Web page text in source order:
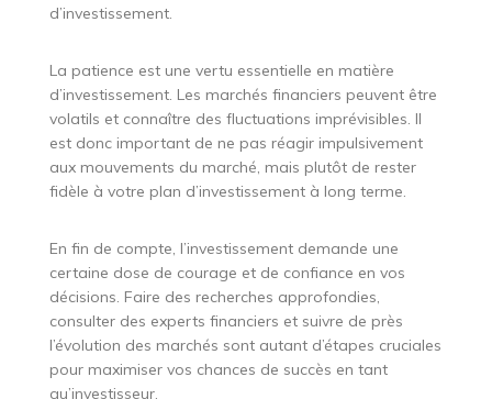
d’investissement.
La patience est une vertu essentielle en matière
d’investissement. Les marchés financiers peuvent être
volatils et connaître des fluctuations imprévisibles. Il
est donc important de ne pas réagir impulsivement
aux mouvements du marché, mais plutôt de rester
fidèle à votre plan d’investissement à long terme.
En fin de compte, l’investissement demande une
certaine dose de courage et de confiance en vos
décisions. Faire des recherches approfondies,
consulter des experts financiers et suivre de près
l’évolution des marchés sont autant d’étapes cruciales
pour maximiser vos chances de succès en tant
qu’investisseur.